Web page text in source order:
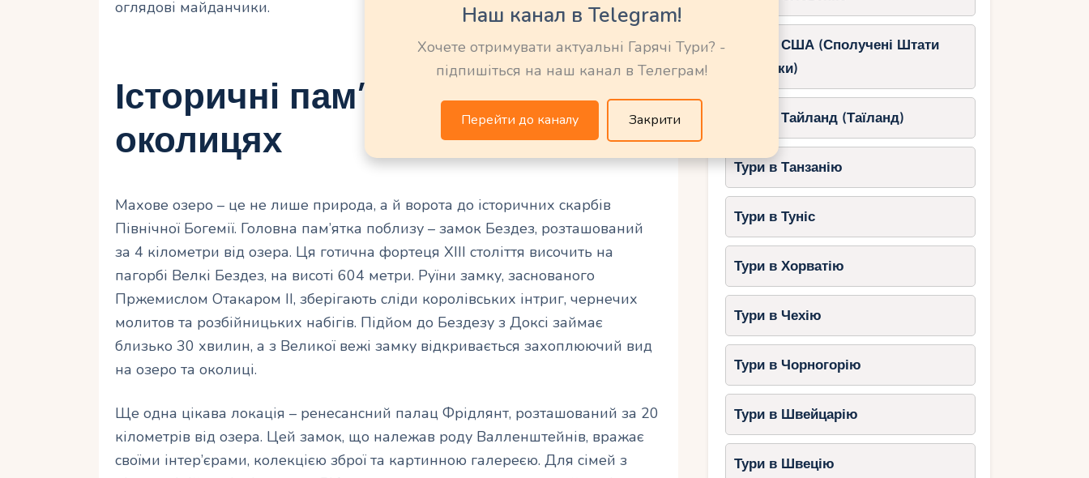
оглядові майданчики.
Історичні пам’ятки на
околицях
Махове озеро – це не лише природа, а й ворота до історичних скарбів
Північної Богемії. Головна пам’ятка поблизу – замок Бездез, розташований
за 4 кілометри від озера. Ця готична фортеця XIII століття височить на
пагорбі Велкі Бездез, на висоті 604 метри. Руїни замку, заснованого
Пржемислом Отакаром II, зберігають сліди королівських інтриг, чернечих
молитов та розбійницьких набігів. Підйом до Бездезу з Доксі займає
близько 30 хвилин, а з Великої вежі замку відкривається захоплюючий вид
на озеро та околиці.
Ще одна цікава локація – ренесансний палац Фрідлянт, розташований за 20
кілометрів від озера. Цей замок, що належав роду Валленштейнів, вражає
своїми інтер’єрами, колекцією зброї та картинною галереєю. Для сімей з
Тури в США (Сполучені Штати
Америки)
Тури в Тайланд (Таїланд)
Тури в Танзанію
Тури в Туніс
Тури в Хорватію
Тури в Чехію
Тури в Чорногорію
Тури в Швейцарію
Тури в Швецію
Наш канал в Telegram!
Хочете отримувати актуальні Гарячі Тури? -
підпишіться на наш канал в Телеграм!
Перейти до каналу Закрити